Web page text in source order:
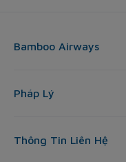
Bamboo Airways
Pháp Lý
Thông Tin Liên Hệ